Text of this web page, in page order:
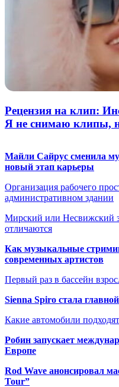
Рецензия на клип:
Я не снимаю клипы,
Майли Сайрус сменила
новый этап карьеры
Организация рабочего
административном здании
Мирский или Несвижский
отличаются
Как музыкальные
современных артистов
Первый раз в бассейн
Sienna Spiro стала
Какие автомобили
Робин запускает
Европе
Rod Wave анонсировал
Tour”